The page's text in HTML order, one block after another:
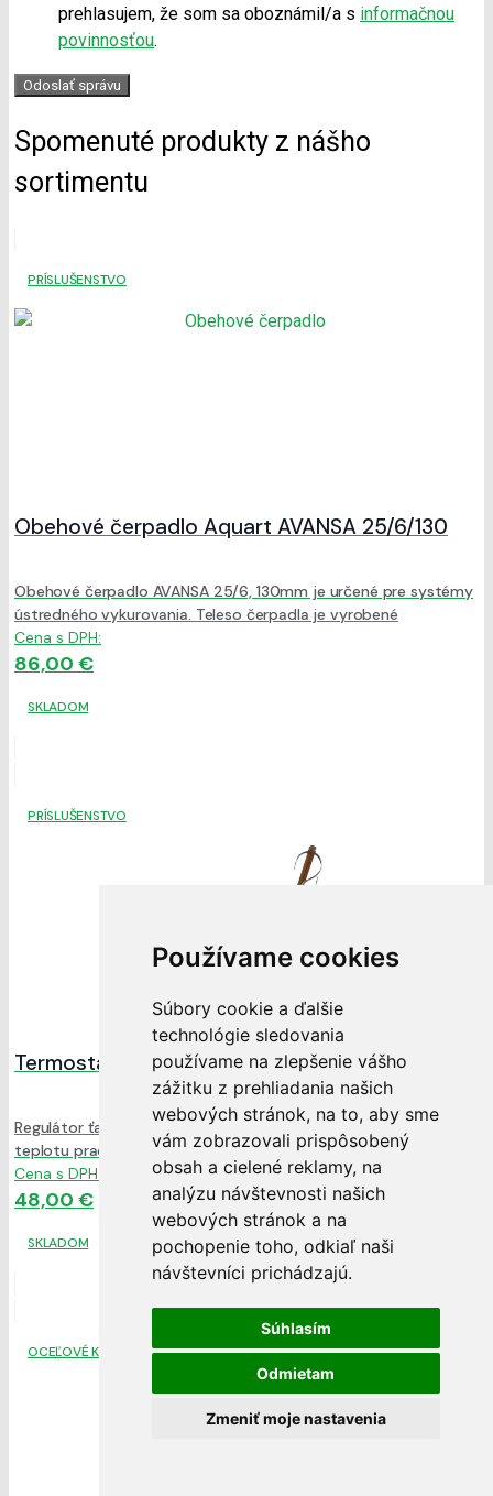
Používame cookies
Súbory cookie a ďalšie
technológie sledovania
používame na zlepšenie vášho
zážitku z prehliadania našich
webových stránok, na to, aby sme
vám zobrazovali prispôsobený
obsah a cielené reklamy, na
analýzu návštevnosti našich
webových stránok a na
pochopenie toho, odkiaľ naši
návštevníci prichádzajú.
Súhlasím
Odmietam
Zmeniť moje nastavenia
prehlasujem, že som sa oboznámil/a s informačnou
povinnosťou.
Odoslať správu
Spomenuté produkty z nášho
sortimentu
PRÍSLUŠENSTVO
Obehové čerpadlo Aquart AVANSA 25/6/130
Obehové čerpadlo AVANSA 25/6, 130mm je určené pre systémy
ústredného vykurovania. Teleso čerpadla je vyrobené
Cena s DPH:
86,00 €
SKLADOM
PRÍSLUŠENSTVO
Termostatický regulátor ťahu RT4
Regulátor ťahu pre kotly na tuhé palivo. Reguluje výstupnú
teplotu pracovnej kvapaliny zo zdroja na
Cena s DPH:
48,00 €
SKLADOM
OCEĽOVÉ KOTLY